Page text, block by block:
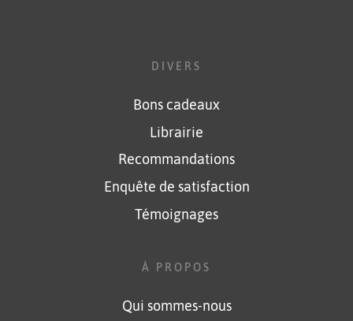
DIVERS
Bons cadeaux
Librairie
Recommandations
Enquête de satisfaction
Témoignages
À PROPOS
Qui sommes-nous